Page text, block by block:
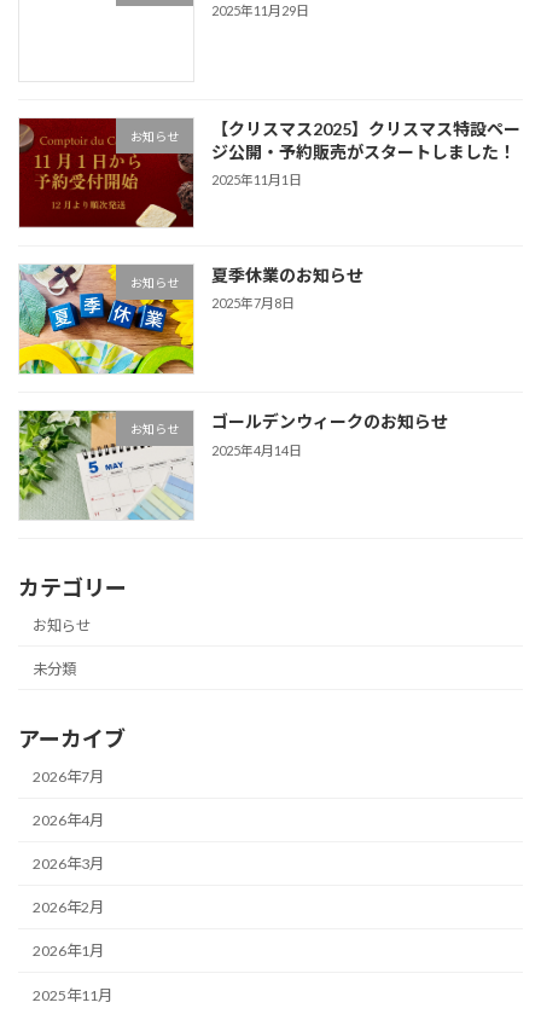
2025年11月29日
お知らせ
【クリスマス2025】クリスマス特設ペー
ジ公開・予約販売がスタートしました！
2025年11月1日
お知らせ 夏季休業のお知らせ
2025年7月8日
お知らせ ゴールデンウィークのお知らせ
2025年4月14日
カテゴリー
お知らせ
未分類
アーカイブ
2026年7月
2026年4月
2026年3月
2026年2月
2026年1月
2025年11月